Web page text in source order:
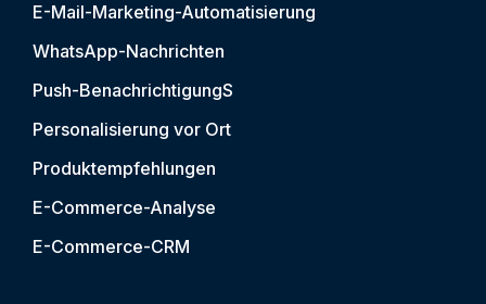
E-Mail-Marketing-Automatisierung
WhatsApp-Nachrichten
Push-BenachrichtigungS
Personalisierung vor Ort
Produktempfehlungen
E-Commerce-Analyse
E-Commerce-CRM